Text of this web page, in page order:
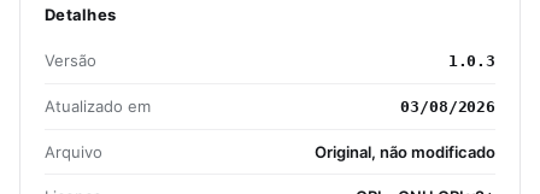
Detalhes
Versão 1.0.3
Atualizado em 03/08/2026
Arquivo Original, não modificado